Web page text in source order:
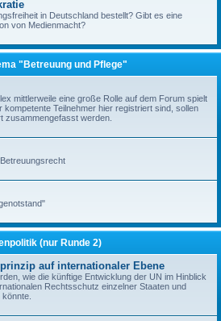
in Deutschland bestellt? Gibt es eine
von Medienmacht?
"Betreuung und Pflege"
mittlerweile eine große Rolle auf dem Forum spielt
kompetente Teilnehmer hier registriert sind, sollen
zusammengefasst werden.
(nur Runde 2)
auf internationaler Ebene
wie die künftige Entwicklung der UN im Hinblick
Rechtsschutz einzelner Staaten und